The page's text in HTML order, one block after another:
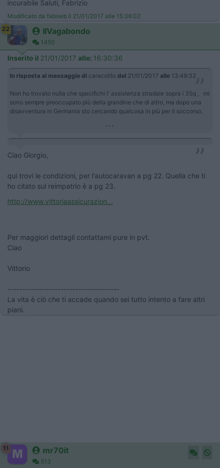
incurabile Saluti, Fabrizio
Modificato da fabiseb il 21/01/2017 alle 15:36:02
22
IlVagabondo
1450
Inserito il 21/01/2017 alle: 16:30:36
In risposta al messaggio di caracolito del 21/01/2017 alle 13:49:32
Non ho trovato nulla che specifichi l' assistenza stradale sopra i 35q , mi
sono sempre preoccupato più della grandine che di altro, ma dopo una
disavventura in Germania sto cercando qualcosa in più per il soccorso.
...
Ciao Giorgio,
qui trovi le condizioni, per l'autocaravan a pg 22. Quella che ti
ho citato sul reimpatrio è a pg 23.
http://www.vittoriaassicurazion...
Per maggiori dettagli contattami pure in pvt.
Ciao
Vittorio
--------------------------------------
La vita è ciò che ti accade quando sei tutto intento a fare altri
piani.
11 mr70it
513